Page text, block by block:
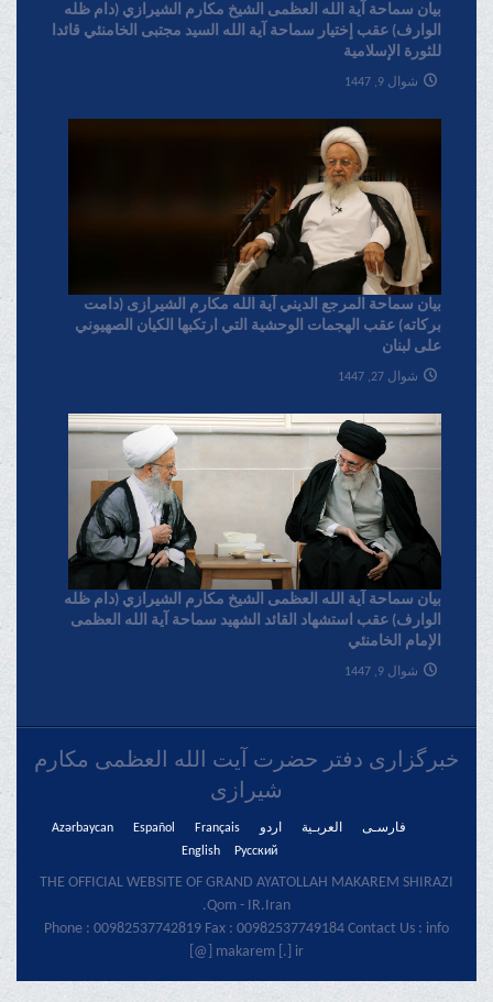
بیان سماحة آیة الله العظمی الشیخ مکارم الشیرازي (دام ظله
الوارف) عقب إختیار سماحة آیة الله السید مجتبی الخامنئي قائدا
للثورة الإسلامیة
شوال 9, 1447
بیان سماحة المرجع الدیني آية الله مکارم الشیرازی (دامت
برکاته) عقب الهجمات الوحشية التي ارتکبها الکيان الصهیوني
علی لبنان
شوال 27, 1447
بیان سماحة آیة الله العظمی الشیخ مکارم الشیرازي (دام ظله
الوارف) عقب استشهاد القائد الشهید سماحة آیة الله العظمی
الإمام الخامنئي
شوال 9, 1447
خبرگزاری دفتر حضرت آیت الله العظمی مکارم
شیرازی
فارسـی العربـیة اردو Français
Español
Azərbaycan
Русский
English
THE OFFICIAL WEBSITE OF GRAND AYATOLLAH MAKAREM SHIRAZI
Qom - IR.Iran.
Phone : 00982537742819 Fax : 00982537749184 Contact Us : info
[@] makarem [.] ir